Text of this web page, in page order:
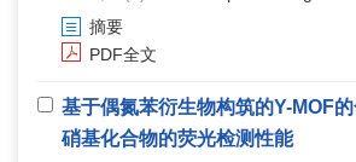
摘要
PDF全文
基于偶氮苯衍生物构筑的Y-MOF
硝基化合物的荧光检测性能